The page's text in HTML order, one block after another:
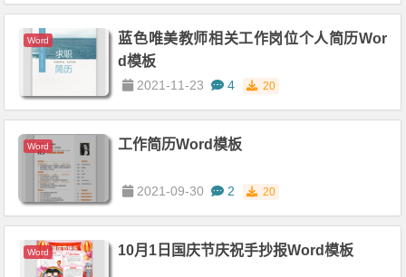
Word
蓝色唯美教师相关工作岗位个人简历Wor
d模板
2021-11-23 4 20
Word 工作简历Word模板
2021-09-30 2 20
Word 10月1日国庆节庆祝手抄报Word模板